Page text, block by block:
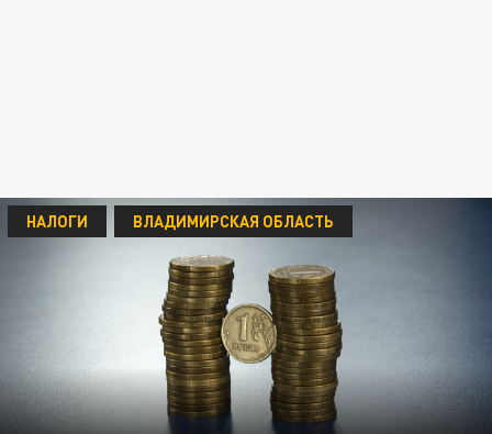
НАЛОГИ ВЛАДИМИРСКАЯ ОБЛАСТЬ